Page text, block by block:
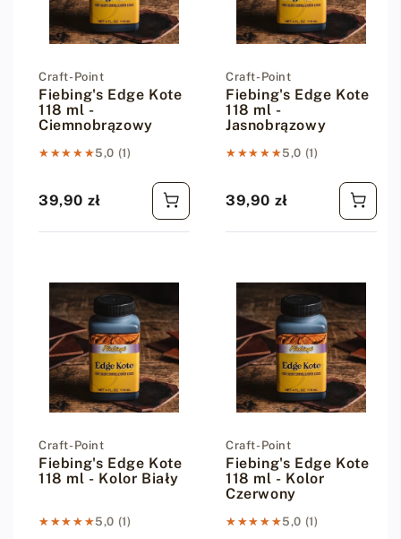
Dostawca:
Craft-Point
Fiebing's Edge Kote
118 ml -
Ciemnobrązowy
★★★★★
★★★★★5,0 (1)
Cena regularna
39,90 zł
Dostawca:
Craft-Point
Fiebing's Edge Kote
118 ml -
Jasnobrązowy
★★★★★
★★★★★5,0 (1)
Cena regularna
39,90 zł
Dostawca:
Craft-Point
Fiebing's Edge Kote
118 ml - Kolor Biały
★★★★★
★★★★★5,0 (1)
Dostawca:
Craft-Point
Fiebing's Edge Kote
118 ml - Kolor
Czerwony
★★★★★
★★★★★5,0 (1)